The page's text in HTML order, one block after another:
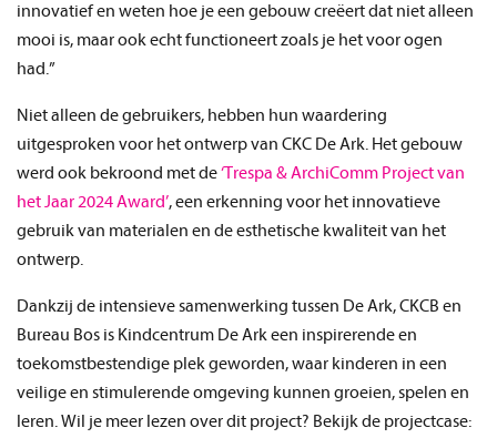
innovatief en weten hoe je een gebouw creëert dat niet alleen
mooi is, maar ook echt functioneert zoals je het voor ogen
had.”
Niet alleen de gebruikers, hebben hun waardering
uitgesproken voor het ontwerp van CKC De Ark. Het gebouw
werd ook bekroond met de‘Trespa & ArchiComm Project van
het Jaar 2024 Award’, een erkenning voor het innovatieve
gebruik van materialen en de esthetische kwaliteit van het
ontwerp.
Dankzij de intensieve samenwerking tussen De Ark, CKCB en
Bureau Bos is Kindcentrum De Ark een inspirerende en
toekomstbestendige plek geworden, waar kinderen in een
veilige en stimulerende omgeving kunnen groeien, spelen en
leren. Wil je meer lezen over dit project? Bekijk de projectcase: